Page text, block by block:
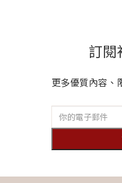
訂閱
更多優質內容、